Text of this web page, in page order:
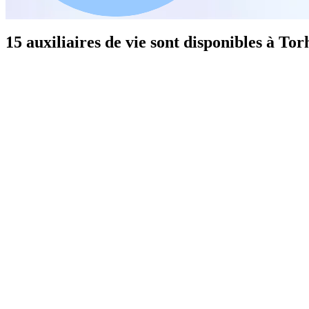
15 auxiliaires de vie sont disponibles à